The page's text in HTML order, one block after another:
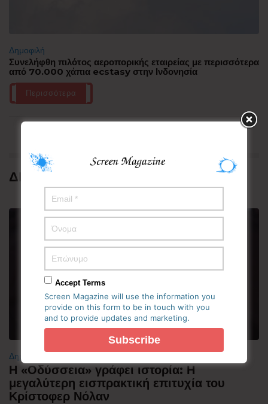
Δημοφιλή
Συνελήφθη πιλότος αεροπορικής εταιρείας με περισσότερα
από 70.000 χάπια ecstasy στην Ινδονησία
Περισσότερα
ΔΗΜΟΦΙΛΗ
Δημοφιλή
Η «Οδύσσεια» γράφει ιστορία: Η
μεγαλύτερη εισπρακτική επιτυχία του
Κρίστοφερ Νόλαν
Accept Terms
Screen Magazine will use the information you
provide on this form to be in touch with you
and to provide updates and marketing.